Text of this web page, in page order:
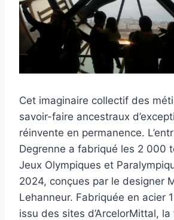
Cet imaginaire collectif des
savoir-faire ancestraux
réinvente en permanence.
Degrenne a fabriqué les 2 000
Jeux Olympiques et
2024, conçues par le designer
Lehanneur. Fabriquée en acier
issu des sites d’ArcelorMittal,